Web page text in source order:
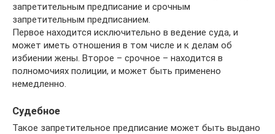
запретительным предписание и срочным
запретительным предписанием.
Первое находится исключительно в ведение суда, и
может иметь отношения в том числе и к делам об
избиении жены. Второе – срочное – находится в
полномочиях полиции, и может быть применено
немедленно.
Судебное
Такое запретительное предписание может быть выдано